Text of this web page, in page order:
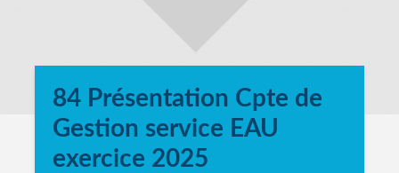
84 Présentation Cpte de
Gestion service EAU
exercice 2025